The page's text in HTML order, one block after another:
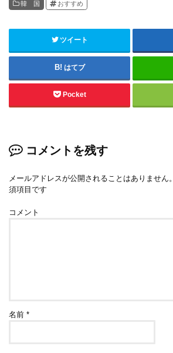
韓 国 おすすめ
ツイート
はてブ
Pocket
コメントを残す
メールアドレスが公開されることはありません。
須項目です
コメント
名前*